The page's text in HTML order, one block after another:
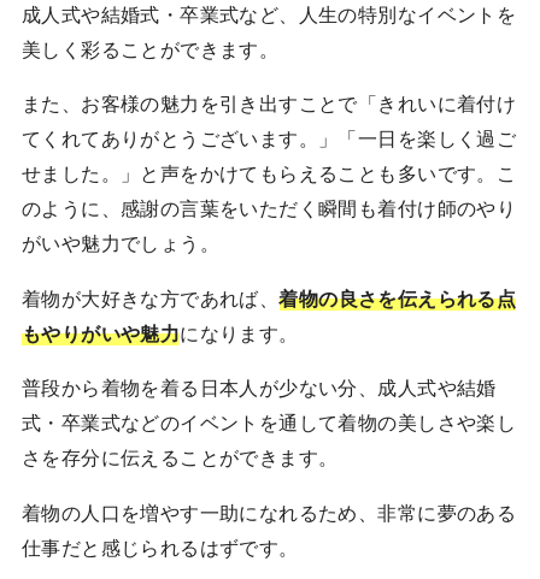
成人式や結婚式・卒業式など、人生の特別なイベントを
美しく彩ることができます。
また、お客様の魅力を引き出すことで「きれいに着付け
てくれてありがとうございます。」「一日を楽しく過ご
せました。」と声をかけてもらえることも多いです。こ
のように、感謝の言葉をいただく瞬間も着付け師のやり
がいや魅力でしょう。
着物が大好きな方であれば、着物の良さを伝えられる点
もやりがいや魅力になります。
普段から着物を着る日本人が少ない分、成人式や結婚
式・卒業式などのイベントを通して着物の美しさや楽し
さを存分に伝えることができます。
着物の人口を増やす一助になれるため、非常に夢のある
仕事だと感じられるはずです。